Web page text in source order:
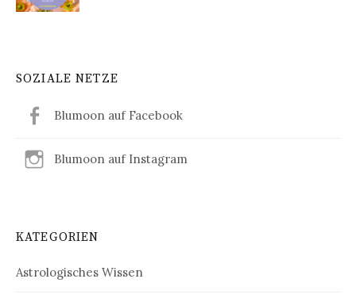
SOZIALE NETZE
Blumoon auf Facebook
Blumoon auf Instagram
KATEGORIEN
Astrologisches Wissen